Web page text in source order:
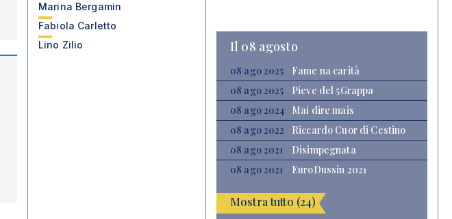
Marina Bergamin
Fabiola Carletto
Lino Zilio
Il 08 agosto
08 ago 2025
Fame na carità
08 ago 2025
Pieve del 5Grappa
08 ago 2024
Mai dire mais
08 ago 2022
Riccardo Cuor di Cestino
08 ago 2021
Disimpegnata
08 ago 2021
EuroDussin 2021
Mostra tutto (24)